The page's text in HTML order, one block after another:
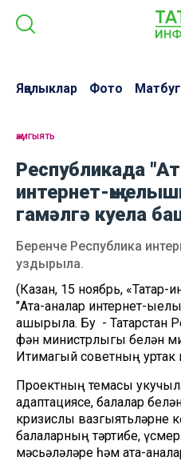
Яңалыклар Фото
җәмгыять
Республикада
интернет-
гамәлгә куела
Беренче Республика
уздырыла.
(Казан, 15 ноябрь, «Татар-
"Ата-аналар интернет-
ашырыла. Бу - Татарстан
фән министрлыгы белән
Иҗтимагый советның
Проектның темасы
адаптациясе, балалар
кризислы вазгыятьләрне
балаларның тәртибе,
мәсьәләләре һәм ата-